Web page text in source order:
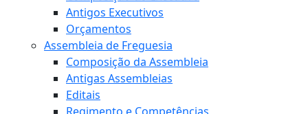
Antigos Executivos
Orçamentos
Assembleia de Freguesia
Composição da Assembleia
Antigas Assembleias
Editais